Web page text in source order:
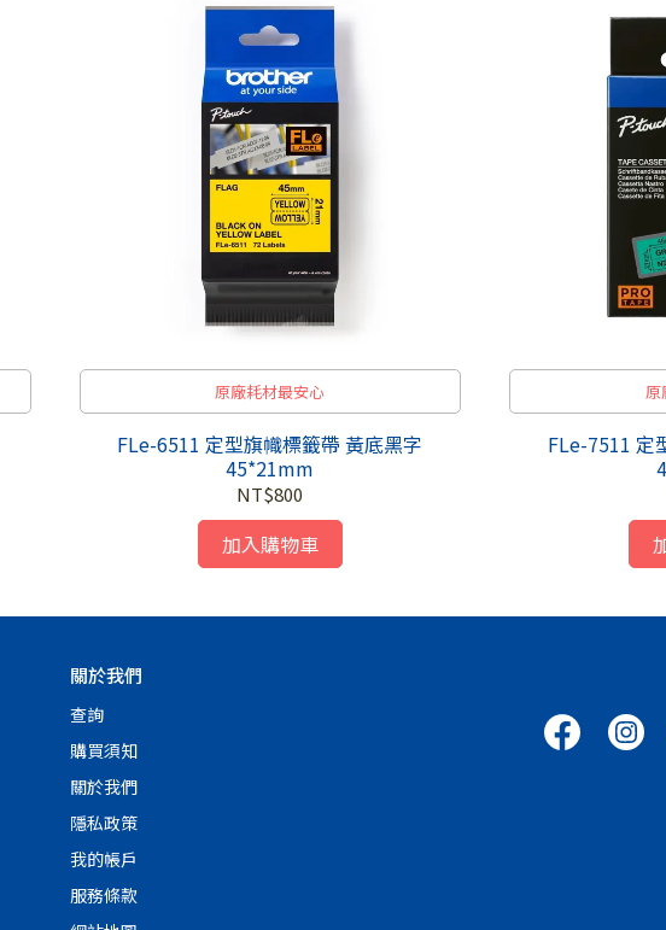
原廠耗材最安心
FLe-6511 定型旗幟標籤帶 黃底黑字
45*21mm
NT$800
加入購物車
原
FLe-7511 定
關於我們
查詢
購買須知
關於我們
隱私政策
我的帳戶
服務條款